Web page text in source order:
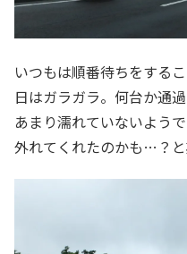
いつもは順番待ちをする
日はガラガラ。何台か通
あまり濡れていないよう
外れてくれたのかも…？と